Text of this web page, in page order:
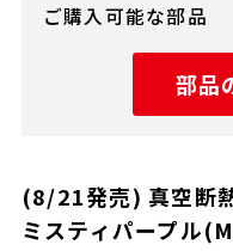
ご購入可能な部品
部品
(8/21発売) 真空断
ミスティパープル